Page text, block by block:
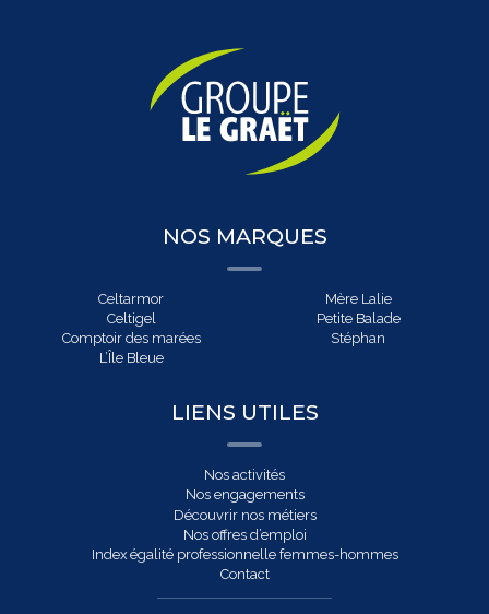
NOS MARQUES
Celtarmor
Celtigel
Comptoir des marées
L’Île Bleue
Mère Lalie
Petite Balade
Stéphan
LIENS UTILES
Nos activités
Nos engagements
Découvrir nos métiers
Nos offres d’emploi
Index égalité professionnelle femmes-hommes
Contact